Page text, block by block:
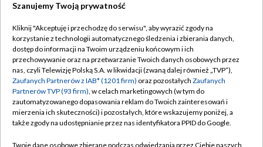
TVP
Abonament TVP
Emisja w TVP
Centrum informacji TVP
Naziemna Telewizja Cyfrowa
Regulamin TVP
Polityka prywatności
Moje zgody
Pomoc
Szanujemy Twoją prywatność
Kliknij "Akceptuję i przechodzę do serwisu", aby wyrazić zgody na
korzystanie z technologii automatycznego śledzenia i zbierania danych,
dostęp do informacji na Twoim urządzeniu końcowym i ich
przechowywanie oraz na przetwarzanie Twoich danych osobowych przez
nas, czyli Telewizję Polską S.A. w likwidacji (zwaną dalej również „TVP”),
Zaufanych Partnerów z IAB* (1201 firm) oraz pozostałych Zaufanych
Partnerów TVP (93 firm), w celach marketingowych (w tym do
zautomatyzowanego dopasowania reklam do Twoich zainteresowań i
mierzenia ich skuteczności) i pozostałych, które wskazujemy poniżej, a
także zgody na udostępnianie przez nas identyfikatora PPID do Google.
Twoje dane osobowe zbierane podczas odwiedzania przez Ciebie naszych